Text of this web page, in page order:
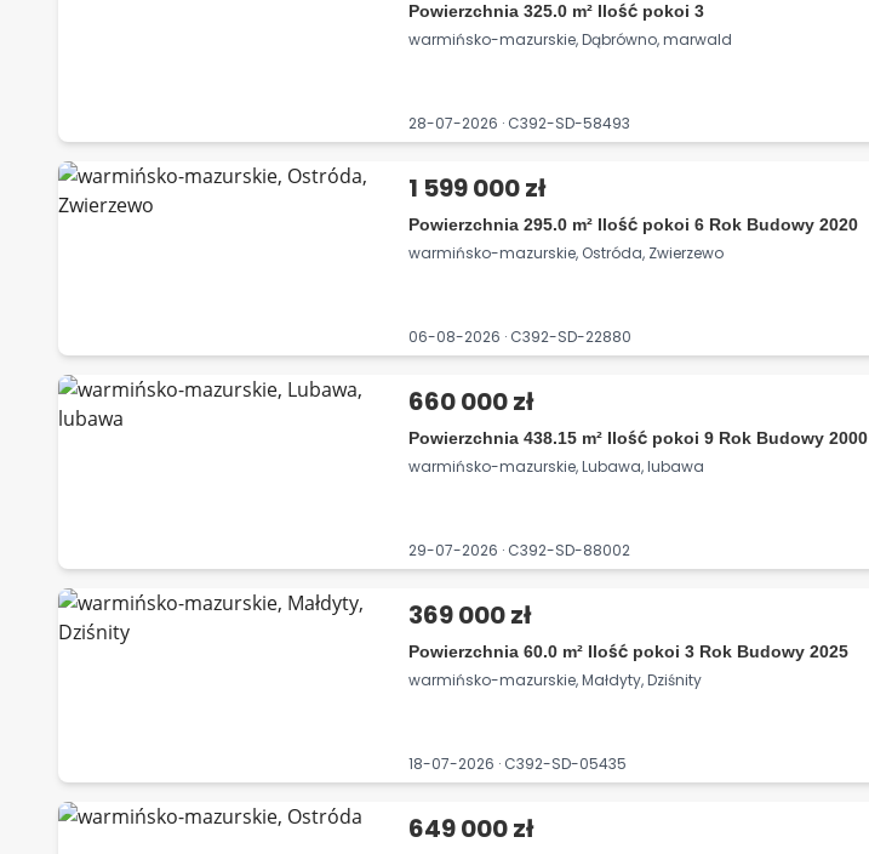
Powierzchnia 325.0 m² Ilość pokoi 3
warmińsko-mazurskie, Dąbrówno, marwald
28-07-2026 · C392-SD-58493
1 599 000 zł
Powierzchnia 295.0 m² Ilość pokoi 6 Rok Budowy 2020
warmińsko-mazurskie, Ostróda, Zwierzewo
06-08-2026 · C392-SD-22880
660 000 zł
Powierzchnia 438.15 m² Ilość pokoi 9 Rok Budowy 2000
warmińsko-mazurskie, Lubawa, lubawa
29-07-2026 · C392-SD-88002
369 000 zł
Powierzchnia 60.0 m² Ilość pokoi 3 Rok Budowy 2025
warmińsko-mazurskie, Małdyty, Dziśnity
18-07-2026 · C392-SD-05435
649 000 zł